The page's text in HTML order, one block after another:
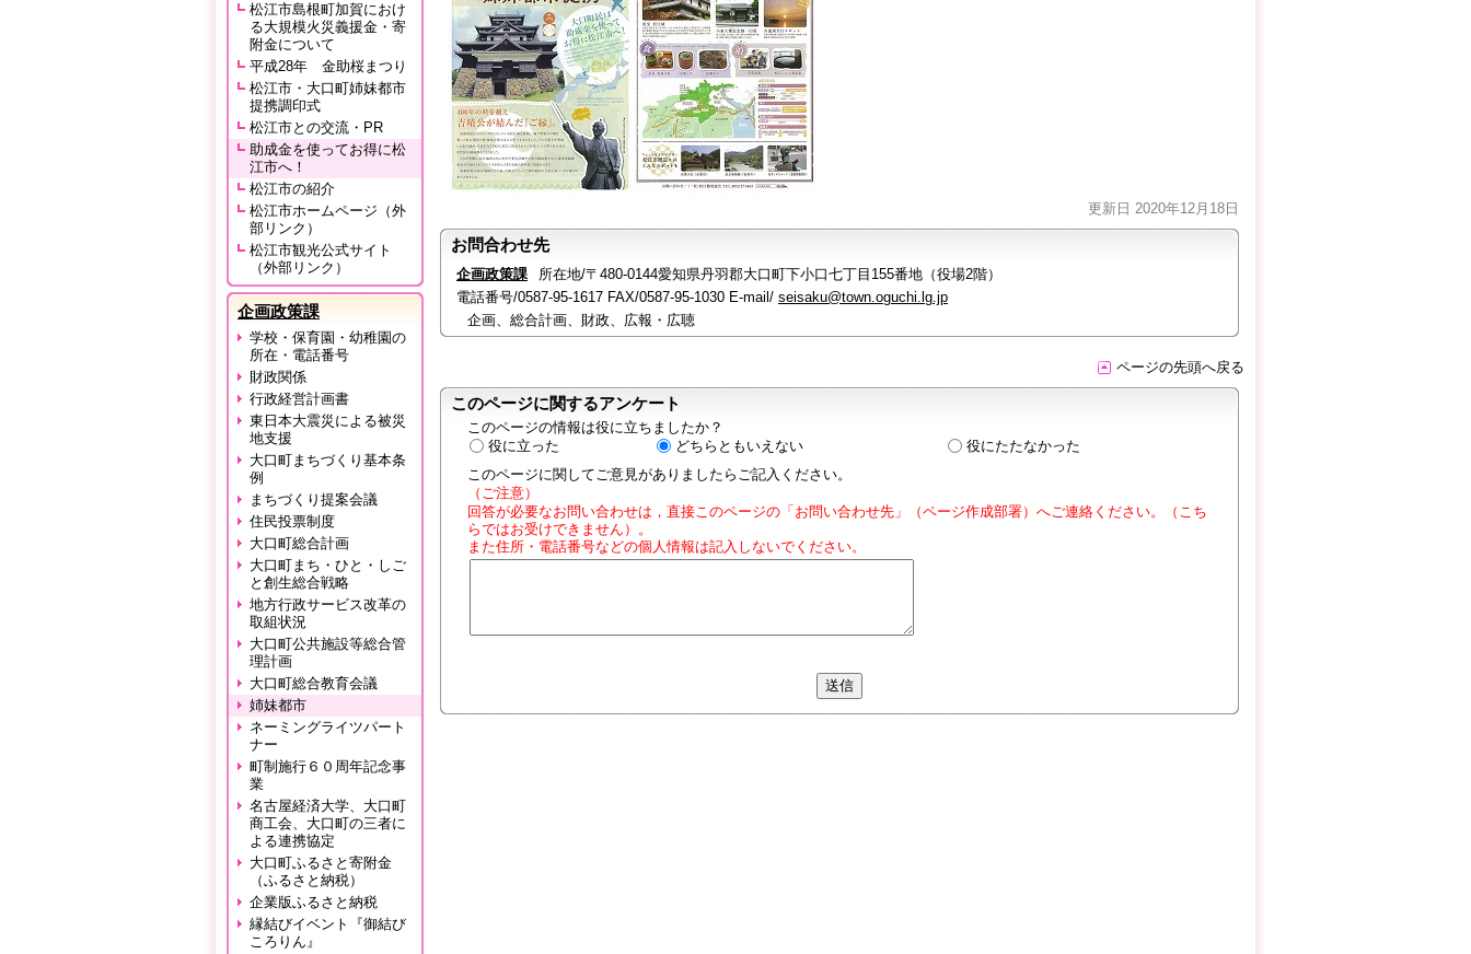
松江市島根町加賀におけ
る大規模火災義援金・寄
附金について
平成28年 金助桜まつり
松江市・大口町姉妹都市
提携調印式
松江市との交流・PR
助成金を使ってお得に松
江市へ！
松江市の紹介
松江市ホームページ（外
部リンク）
松江市観光公式サイト
（外部リンク）
企画政策課
学校・保育園・幼稚園の
所在・電話番号
財政関係
行政経営計画書
東日本大震災による被災
地支援
大口町まちづくり基本条
例
まちづくり提案会議
住民投票制度
大口町総合計画
大口町まち・ひと・しご
と創生総合戦略
地方行政サービス改革の
取組状況
大口町公共施設等総合管
理計画
大口町総合教育会議
姉妹都市
ネーミングライツパート
ナー
町制施行６０周年記念事
業
名古屋経済大学、大口町
商工会、大口町の三者に
よる連携協定
大口町ふるさと寄附金
（ふるさと納税）
企業版ふるさと納税
縁結びイベント『御結び
ころりん』
更新日 2020年12月18日
お問合わせ先
企画政策課
所在地/〒480-0144愛知県丹羽郡大口町下小口七丁目155番地（役場2階）
電話番号/0587-95-1617 FAX/0587-95-1030 E-mail/ seisaku@town.oguchi.lg.jp
企画、総合計画、財政、広報・広聴
ページの先頭へ戻る
このページに関するアンケート
このページの情報は役に立ちましたか？
役に立った
どちらともいえない
役にたたなかった
このページに関してご意見がありましたらご記入ください。
（ご注意）
回答が必要なお問い合わせは，直接このページの「お問い合わせ先」（ページ作成部署）へご連絡ください。（こち
らではお受けできません）。
また住所・電話番号などの個人情報は記入しないでください。